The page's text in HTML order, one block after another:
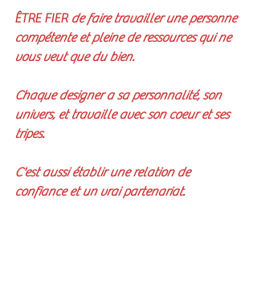
ÊTRE FIER de faire travailler une personne
compétente et pleine de ressources qui ne
vous veut que du bien.
Chaque designer a sa personnalité, son
univers, et travaille avec son coeur et ses
tripes.
C'est aussi établir une relation de
confiance et un vrai partenariat.